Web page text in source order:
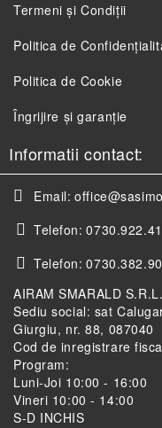
Termeni și Condiții
Politica de
Politica de Cookie
Îngrijire și garanție
Informatii contact:
Email:
Telefon:
Telefon:
AIRAM SMARALD S.R.L.
Sediu social: sat
Giurgiu, nr. 88, 087040
Cod de inregistrare
Program:
Luni-Joi 10:00 - 16:00
Vineri 10:00 - 14:00
S-D INCHIS